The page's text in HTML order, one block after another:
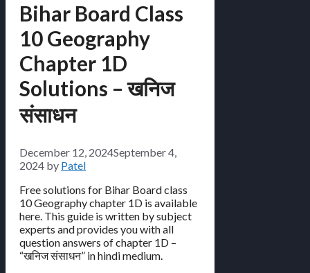
Bihar Board Class
10 Geography
Chapter 1D
Solutions – खनिज
संसाधन
December 12, 2024September 4,
2024 by Patel
Free solutions for Bihar Board class
10 Geography chapter 1D is available
here. This guide is written by subject
experts and provides you with all
question answers of chapter 1D –
“खनिज संसाधन” in hindi medium.